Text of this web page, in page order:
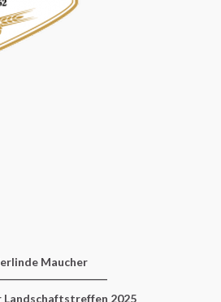
Maucher
Landschaftstreffen 2025